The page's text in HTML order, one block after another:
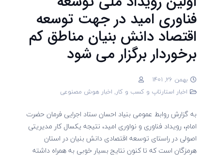
فناوری امید در جهت توسعه
اقتصاد دانش بنیان مناطق کم
برخوردار برگزار می شود
بهمن 26, 1401
اخبار استارتاپ و کسب و کار, اخبار هوش مصنوعی
به گزارش روابط عمومی بنیاد احسان ستاد اجرایی فرمان حضرت
امام، رویداد فناوری و نواوری امید، نتیجه یکسال کار مدیریتی
اصولی در راستای توسعه اقتصادی دانش بنیان در استان
هرمزگان است که تا کنون نتایج بسیار خوبی به همراه داشته